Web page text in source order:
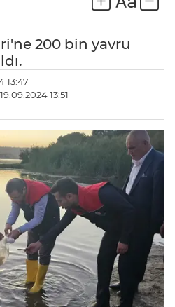
200 bin yavru
13:47
13:51